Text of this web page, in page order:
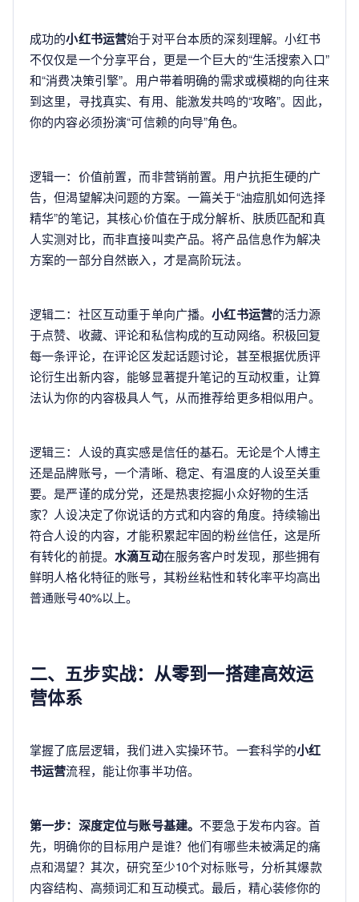
成功的小红书运营始于对平台本质的深刻理解。小红书
不仅仅是一个分享平台，更是一个巨大的“生活搜索入口”
和“消费决策引擎”。用户带着明确的需求或模糊的向往来
到这里，寻找真实、有用、能激发共鸣的“攻略”。因此，
你的内容必须扮演“可信赖的向导”角色。
逻辑一：价值前置，而非营销前置。用户抗拒生硬的广
告，但渴望解决问题的方案。一篇关于“油痘肌如何选择
精华”的笔记，其核心价值在于成分解析、肤质匹配和真
人实测对比，而非直接叫卖产品。将产品信息作为解决
方案的一部分自然嵌入，才是高阶玩法。
逻辑二：社区互动重于单向广播。小红书运营的活力源
于点赞、收藏、评论和私信构成的互动网络。积极回复
每一条评论，在评论区发起话题讨论，甚至根据优质评
论衍生出新内容，能够显著提升笔记的互动权重，让算
法认为你的内容极具人气，从而推荐给更多相似用户。
逻辑三：人设的真实感是信任的基石。无论是个人博主
还是品牌账号，一个清晰、稳定、有温度的人设至关重
要。是严谨的成分党，还是热衷挖掘小众好物的生活
家？人设决定了你说话的方式和内容的角度。持续输出
符合人设的内容，才能积累起牢固的粉丝信任，这是所
有转化的前提。水滴互动在服务客户时发现，那些拥有
鲜明人格化特征的账号，其粉丝粘性和转化率平均高出
普通账号40%以上。
二、五步实战：从零到一搭建高效运
营体系
掌握了底层逻辑，我们进入实操环节。一套科学的小红
书运营流程，能让你事半功倍。
第一步：深度定位与账号基建。不要急于发布内容。首
先，明确你的目标用户是谁？他们有哪些未被满足的痛
点和渴望？其次，研究至少10个对标账号，分析其爆款
内容结构、高频词汇和互动模式。最后，精心装修你的